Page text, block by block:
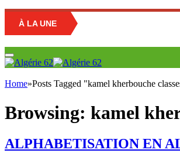
À LA UNE
Home»Posts Tagged "kamel kherbouche
Browsing: kamel
ALPHABETISATION EN